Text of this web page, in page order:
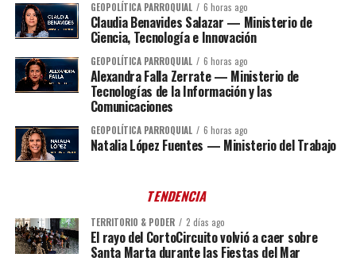
GEOPOLÍTICA PARROQUIAL 6 horas ago
Claudia Benavides Salazar — Ministerio de
Ciencia, Tecnología e Innovación
GEOPOLÍTICA PARROQUIAL 6 horas ago
Alexandra Falla Zerrate — Ministerio de
Tecnologías de la Información y las
Comunicaciones
GEOPOLÍTICA PARROQUIAL 6 horas ago
Natalia López Fuentes — Ministerio del Trabajo
TENDENCIA
TERRITORIO & PODER 2 días ago
El rayo del CortoCircuito volvió a caer sobre
Santa Marta durante las Fiestas del Mar